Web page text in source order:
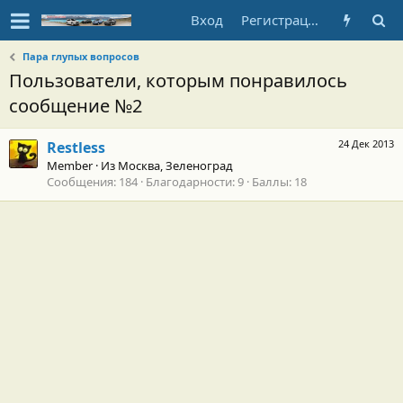
Вход Регистрация
Пара глупых вопросов
Пользователи, которым понравилось
сообщение №2
24 Дек 2013
Restless
Member · Из Москва, Зеленоград
Сообщения 184 Благодарности 9 Баллы 18